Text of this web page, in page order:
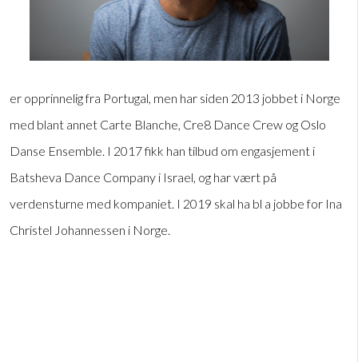
er opprinnelig fra Portugal, men har siden 2013 jobbet i Norge
med blant annet Carte Blanche, Cre8 Dance Crew og Oslo
Danse Ensemble. I 2017 fikk han tilbud om engasjement i
Batsheva Dance Company i Israel, og har vært på
verdensturne med kompaniet. I 2019 skal ha bl a jobbe for Ina
Christel Johannessen i Norge.